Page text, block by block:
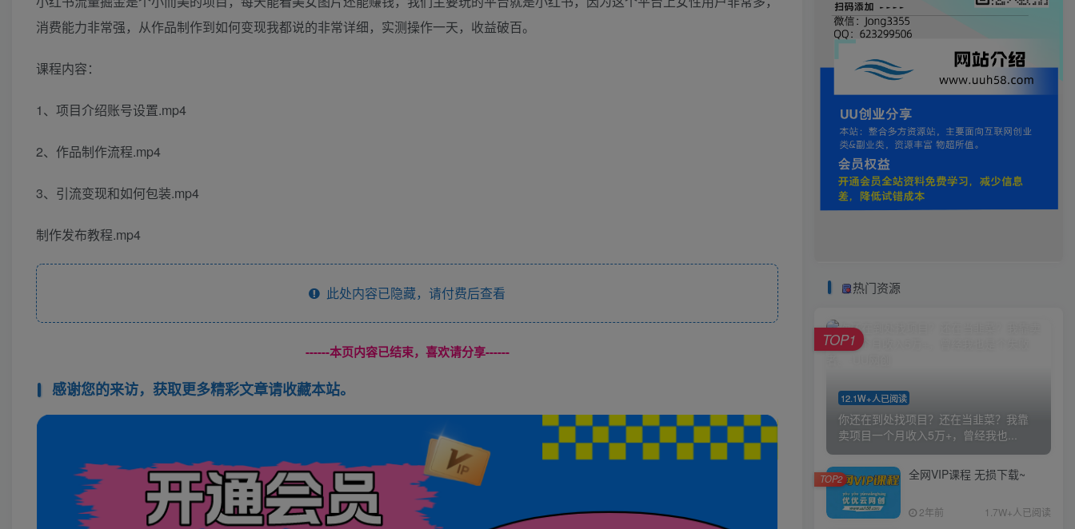
消费能力非常强，从作品制作到如何变现我都说的非常详细，实测操作一天，收益破百。
课程内容：
1、项目介绍账号设置.mp4
2、作品制作流程.mp4
3、引流变现和如何包装.mp4
制作发布教程.mp4
此处内容已隐藏，请付费后查看
------本页内容已结束，喜欢请分享------
感谢您的来访，获取更多精彩文章请收藏本站。
热门资源
12.1W+人已阅读
你还在到处找项目？还在当韭菜？我靠
卖项目一个月收入5万+，曾经我也...
TOP1
全网VIP课程 无损下载~
2年前 1.7W+人已阅读
TOP2